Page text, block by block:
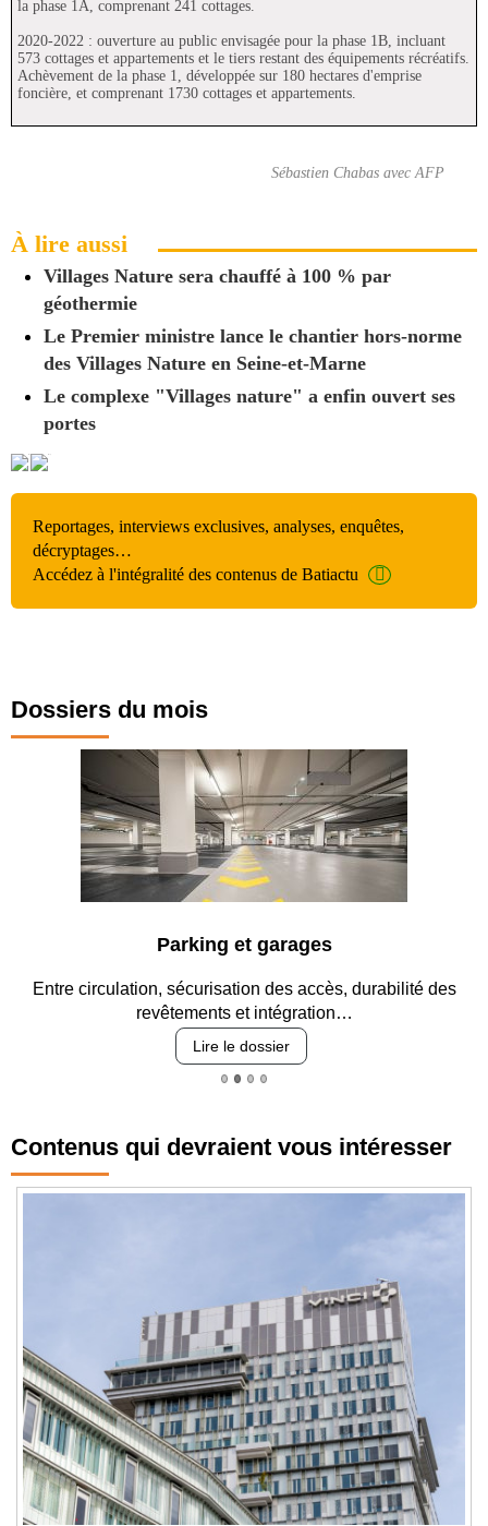
la phase 1A, comprenant 241 cottages.
2020-2022 : ouverture au public envisagée pour la phase 1B, incluant
573 cottages et appartements et le tiers restant des équipements récréatifs.
Achèvement de la phase 1, développée sur 180 hectares d'emprise
foncière, et comprenant 1730 cottages et appartements.
Sébastien Chabas avec AFP
À lire aussi
Villages Nature sera chauffé à 100 % par
géothermie
Le Premier ministre lance le chantier hors-norme
des Villages Nature en Seine-et-Marne
Le complexe "Villages nature" a enfin ouvert ses
portes
Reportages, interviews exclusives, analyses, enquêtes,
décryptages…
Accédez à l'intégralité des contenus de Batiactu
Dossiers du mois
Parking et garages
Entre circulation, sécurisation des accès, durabilité des
revêtements et intégration…
Lire le dossier
Contenus qui devraient vous intéresser